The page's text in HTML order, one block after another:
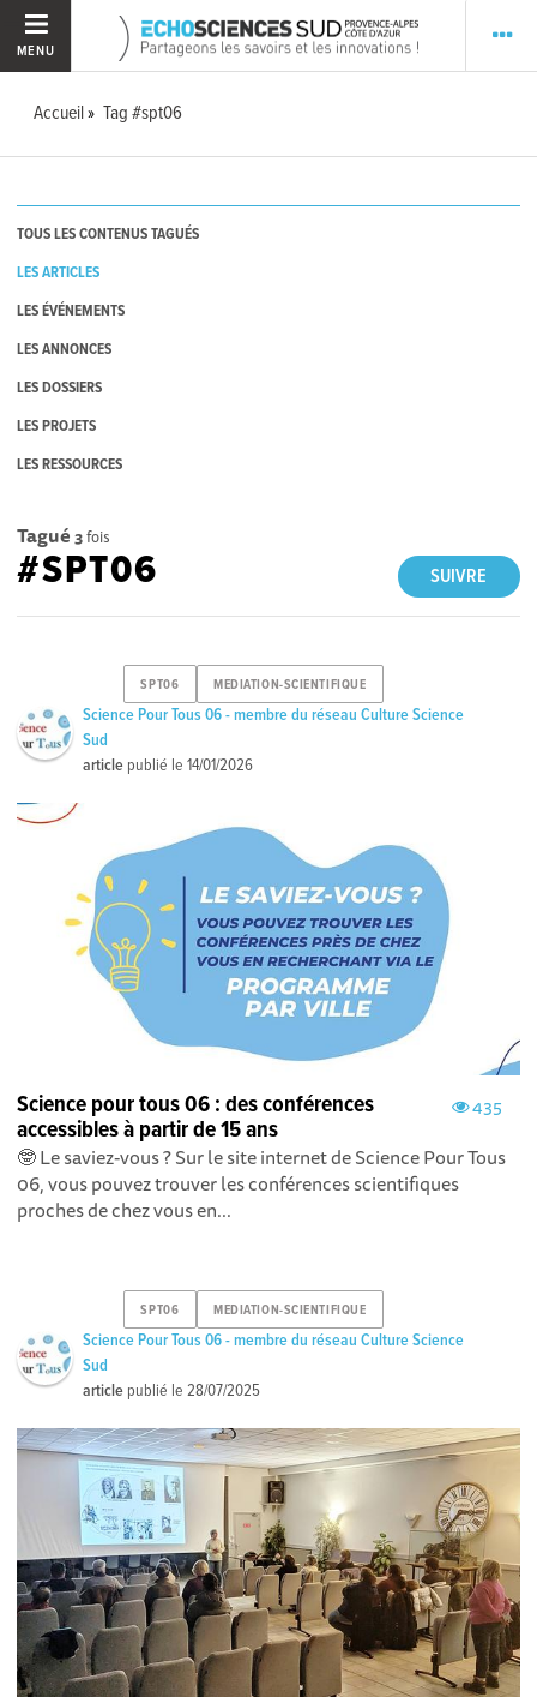
MENU
Accueil Tag #spt06
TOUS LES CONTENUS TAGUÉS
LES ARTICLES
LES ÉVÉNEMENTS
LES ANNONCES
LES DOSSIERS
LES PROJETS
LES RESSOURCES
Tagué 3fois
SUIVRE
#SPT06
SPT06 MEDIATION-SCIENTIFIQUE
Science Pour Tous 06 - membre du réseau Culture Science
Sud
article publié le14/01/2026
435
Science pour tous 06 : des conférences
accessibles à partir de 15 ans
🤓 Le saviez-vous ? Sur le site internet de Science Pour Tous
06, vous pouvez trouver les conférences scientifiques
proches de chez vous en...
SPT06 MEDIATION-SCIENTIFIQUE
Science Pour Tous 06 - membre du réseau Culture Science
Sud
article publié le28/07/2025